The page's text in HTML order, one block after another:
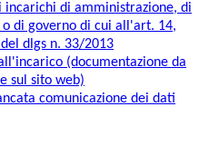
incarichi di amministrazione, di
di governo di cui all'art. 14,
dlgs n. 33/2013
(documentazione da
sul sito web)
comunicazione dei dati